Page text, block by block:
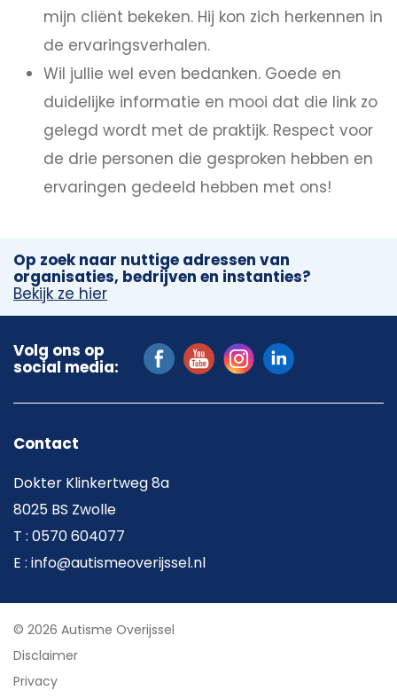
mijn cliënt bekeken. Hij kon zich herkennen in
de ervaringsverhalen.
Wil jullie wel even bedanken. Goede en
duidelijke informatie en mooi dat die link zo
gelegd wordt met de praktijk. Respect voor
de drie personen die gesproken hebben en
ervaringen gedeeld hebben met ons!
Op zoek naar nuttige adressen van
organisaties, bedrijven en instanties?
Bekijk ze hier
Volg ons op
social media:
Contact
Dokter Klinkertweg 8a
8025 BS Zwolle
T : 0570 604077
E : info@autismeoverijssel.nl
© 2026 Autisme Overijssel
Disclaimer
Privacy